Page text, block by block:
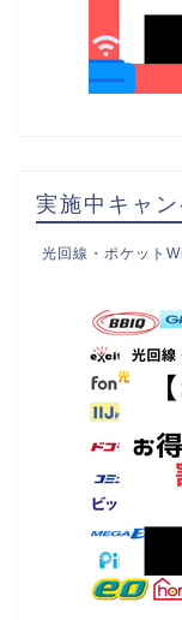
実施中キャ
光回線・ポケット